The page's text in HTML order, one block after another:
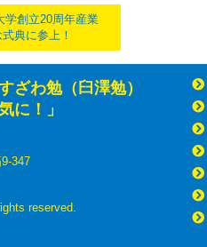
学創立20周年産業
典に参上！
わ勉（臼澤勉）
に！」
347
reserved.